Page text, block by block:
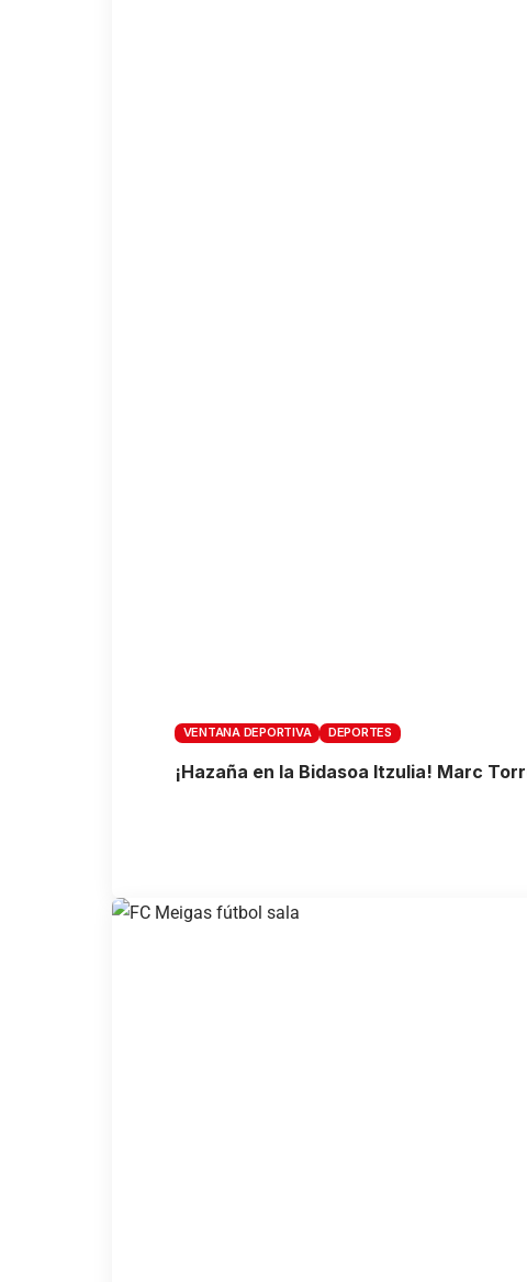
VENTANA DEPORTIVA DEPORTES
¡Hazaña en la Bidasoa Itzulia! Marc